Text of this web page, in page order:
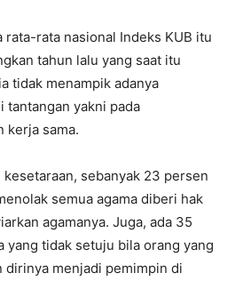
rata-rata nasional Indeks KUB itu
tahun lalu yang saat itu
tidak menampik adanya
tantangan yakni pada
kerja sama.
sebanyak 23 persen
semua agama diberi hak
agamanya. Juga, ada 35
yang tidak setuju bila orang yang
dirinya menjadi pemimpin di